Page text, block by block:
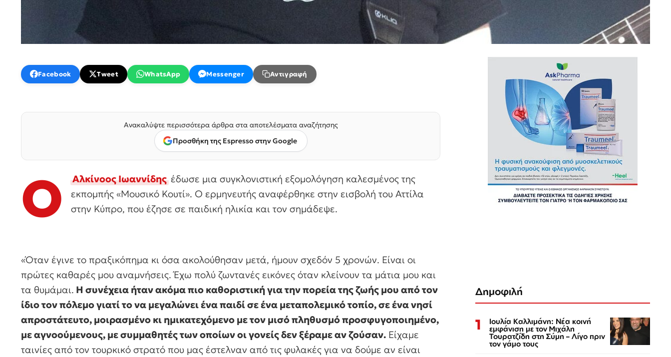
Facebook Tweet WhatsApp Messenger Αντιγραφή
Ανακαλύψτε περισσότερα άρθρα στα αποτελέσματα αναζήτησης
Προσθήκη της Espresso στην Google
Ο Αλκίνοος Ιωαννίδηςέδωσε μια συγκλονιστική εξομολόγηση καλεσμένος της
εκπομπής «Μουσικό Κουτί». Ο ερμηνευτής αναφέρθηκε στην εισβολή του Αττίλα
στην Κύπρο, που έζησε σε παιδική ηλικία και τον σημάδεψε.
«Όταν έγινε το πραξικόπημα κι όσα ακολούθησαν μετά, ήμουν σχεδόν 5 χρονών. Είναι οι
πρώτες καθαρές μου αναμνήσεις. Έχω πολύ ζωντανές εικόνες όταν κλείνουν τα μάτια μου και
τα θυμάμαι. Η συνέχεια ήταν ακόμα πιο καθοριστική για την πορεία της ζωής μου από τον
ίδιο τον πόλεμο γιατί το να μεγαλώνει ένα παιδί σε ένα μεταπολεμικό τοπίο, σε ένα νησί
απροστάτευτο, μοιρασμένο κι ημικατεχόμενο με τον μισό πληθυσμό προσφυγοποιημένο,
με αγνοούμενους, με συμμαθητές των οποίων οι γονείς δεν ξέραμε αν ζούσαν. Είχαμε
ταινίες από τον τουρκικό στρατό που μας έστελναν από τις φυλακές για να δούμε αν είναι
Δημοφιλή
1 Ιουλία Καλλιμάνη: Νέα κοινή
εμφάνιση με τον Μιχάλη
Τουρατζίδη στη Σύμη – Λίγο πριν
τον γάμο τους